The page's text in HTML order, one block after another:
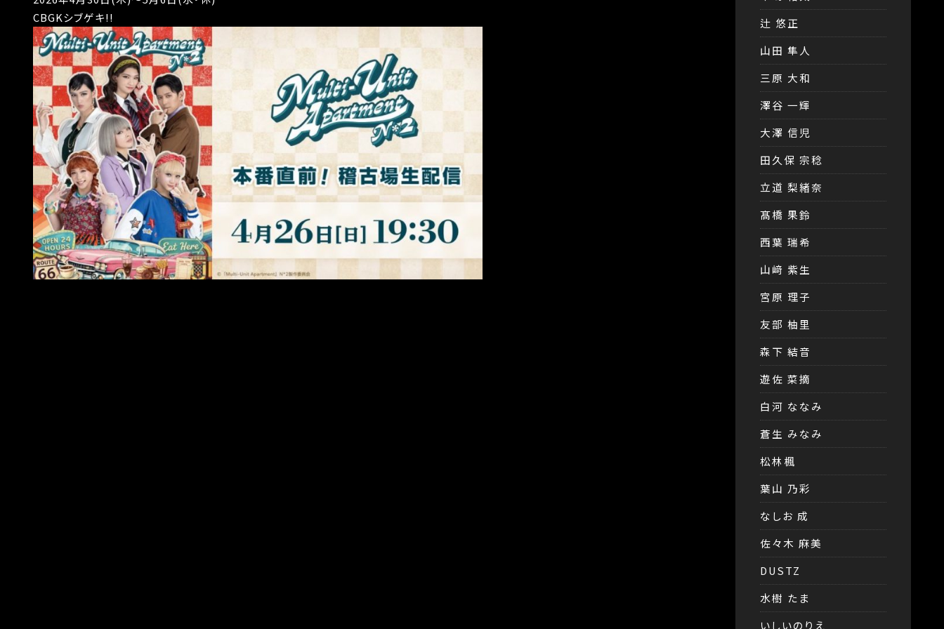
CBGKシブゲキ!!
辻 悠正
山田 隼人
三原 大和
澤谷 一輝
大澤 信児
田久保 宗稔
立道 梨緒奈
髙橋 果鈴
西葉 瑞希
山﨑 紫生
宮原 理子
友部 柚里
森下 結音
遊佐 菜摘
白河 ななみ
蒼生 みなみ
松林楓
葉山 乃彩
なしお 成
佐々木 麻美
DUSTZ
水樹 たま
いしいのりえ